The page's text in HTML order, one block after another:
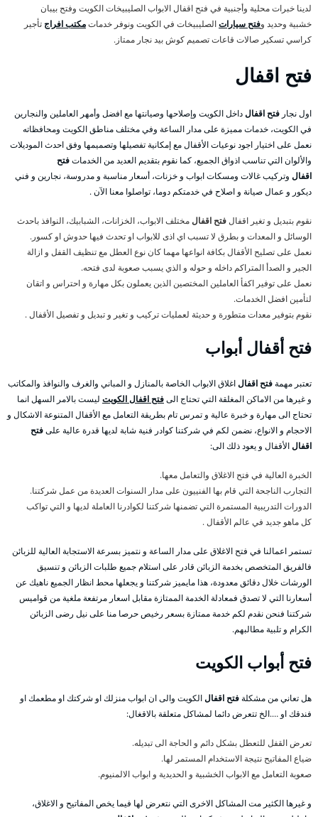
لدينا خبرات محلية وأجنبية في فتح اقفال الابواب الصليبيخات الكويت وفتح بيبان
خشبية وحديد وفتح سياراتالصليبيخات في الكويت ونوفر خدماتمكتب افراج تأجير
كراسي تسكير صالات قاعات تصميم كوش بيد نجار ممتاز.
فتح اقفال
اول نجار فتح اقفالداخل الكويت وإصلاحها وصيانتها مع افضل وأمهر العاملين والنجارين
في الكويت، خدمات مميزة على مدار الساعة وفي مختلف مناطق الكويت ومحافظاته
نعمل على اختيار اجود نوعيات الأقفال مع إمكانية تفصيلها وتصميمها وفق احدث الموديلات
والألوان التي تناسب اذواق الجميع، كما نقوم بتقديم العديد من الخدماتفتح
اقفال وتركيب غالات ومسكات ابواب و خزنات، أسعار مناسبة و مدروسة، نجارين و فني
ديكور و عمال صيانة و اصلاح في خدمتكم دوما، تواصلوا معنا الآن .
نقوم بتبديل و تغير اقفالفتح اقفالمختلف الابواب، الخزانات، الشبابيك، النوافذ باحدث
الوسائل و المعدات و بطرق لا تسبب اي اذى للابواب او تحدث فيها حدوش او كسور.
نعمل على تصليح الأقفال بكافة انواعها مهما كان نوع العطل مع تنظيف القفل و ازالة
الجير و الصدأ المتراكم داخله و حوله و الذي يسبب صعوبة لدى فتحه.
نعمل على توفير اكفأ العاملين المختصين الذين يعملون بكل مهارة و احتراس و اتقان
لتأمين افضل الخدمات.
نقوم بتوفير معدات متطورة و حديثة لعمليات تركيب و تغير و تبديل و تفصيل الأقفال .
فتح أقفال أبواب
تعتبر مهمةفتح اقفالاغلاق الابواب الخاصة بالمنازل و المباني والغرف والنوافذ والمكاتب
و غيرها من الاماكن المغلقة التي تحتاج الىفتح اقفال الكويت ليست بالامر السهل انما
تحتاج الى مهارة و خبرة عالية و تمرس تام بطريقة التعامل مع الأقفال المتنوعة الاشكال و
الاحجام و الانواع، نضمن لكم في شركتنا كوادر فنية شابة لديها قدرة عالية علىفتح
اقفالالأقفال و يعود ذلك الى:
الخبرة العالية في فتح الاغلاق والتعامل معها.
التجارب الناجحة التي قام بها الفنييون على مدار السنوات العديدة من عمل شركتنا.
الدورات التدريبية المستمرة التي تضمنها شركتنا لكوادرنا العاملة لديها و التي تواكب
كل ماهو جديد في عالم الأقفال .
تستمر اعمالنا في فتح الاغلاق على مدار الساعة و نتميز بسرعة الاستجابة العالية للزبائن
فالفريق المتخصص بخدمة الزبائن قادر على استلام جميع طلبات الزبائن و تنسيق
الورشات خلال دقائق معدودة، هذا مايميز شركتنا و يجعلها محط انظار الجميع ناهيك عن
أسعارنا التي لا تصدق فمعادلة الخدمة الممتازة مقابل اسعار مرتفعة ملغية من قواميس
شركتنا فنحن نقدم لكم خدمة ممتازة بسعر رخيص حرصا منا على نيل رضى الزبائن
الكرام و تلبية مطالبهم.
فتح أبواب الكويت
هل تعاني من مشكلةفتح اقفالالكويت والى ان ابواب منزلك او شركتك او مطعمك او
فندقك او ….الخ تتعرض دائما لمشاكل متعلقة بالاقغال:
تعرض القفل للتعطل بشكل دائم و الحاجة الى تبديله.
ضياع المفاتيح نتيجة الاستخدام المستمر لها.
صعوبة التعامل مع الابواب الخشبية و الحديدية و ابواب الالمنيوم.
و غيرها الكثير مت المشاكل الاخرى التي نتعرض لها فيما يخص المفاتيح و الاغلاق،